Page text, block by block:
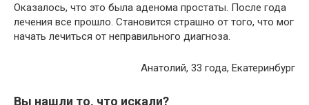
Оказалось, что это была аденома простаты. После года
лечения все прошло. Становится страшно от того, что мог
начать лечиться от неправильного диагноза.
Анатолий, 33 года, Екатеринбург
Вы нашли то, что искали?